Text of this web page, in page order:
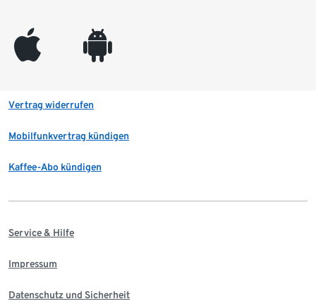
appleinc android
Vertrag widerrufen
Mobilfunkvertrag kündigen
Kaffee-Abo kündigen
Service & Hilfe
Impressum
Datenschutz und Sicherheit